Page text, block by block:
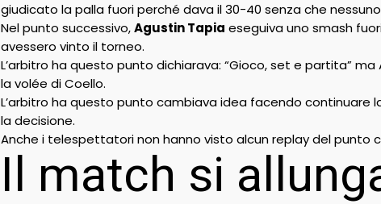
giudicato la palla fuori perché dava il 30-40 senza che
Nel punto successivo,Agustin Tapia eseguiva uno smash
avessero vinto il torneo.
L’arbitro ha questo punto dichiarava: “Gioco, set e partita”
la volée di Coello.
L’arbitro ha questo punto cambiava idea facendo
la decisione.
Anche i telespettatori non hanno visto alcun replay del punto
Il match si